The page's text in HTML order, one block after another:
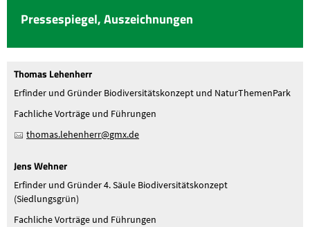
Pressespiegel, Auszeichnungen
Thomas Lehenherr
Erfinder und Gründer Biodiversitätskonzept und NaturThemenPark
Fachliche Vorträge und Führungen
th m s l h nh rr gmxd
Jens Wehner
Erfinder und Gründer 4. Säule Biodiversitätskonzept
(Siedlungsgrün)
Fachliche Vorträge und Führungen